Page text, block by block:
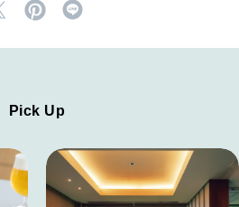
Pick Up